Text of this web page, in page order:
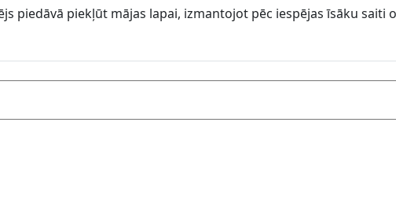
piedāvā piekļūt mājas lapai, izmantojot pēc iespējas īsāku saiti